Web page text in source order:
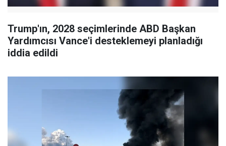
Trump'ın, 2028 seçimlerinde ABD Başkan
Yardımcısı Vance'i desteklemeyi planladığı
iddia edildi